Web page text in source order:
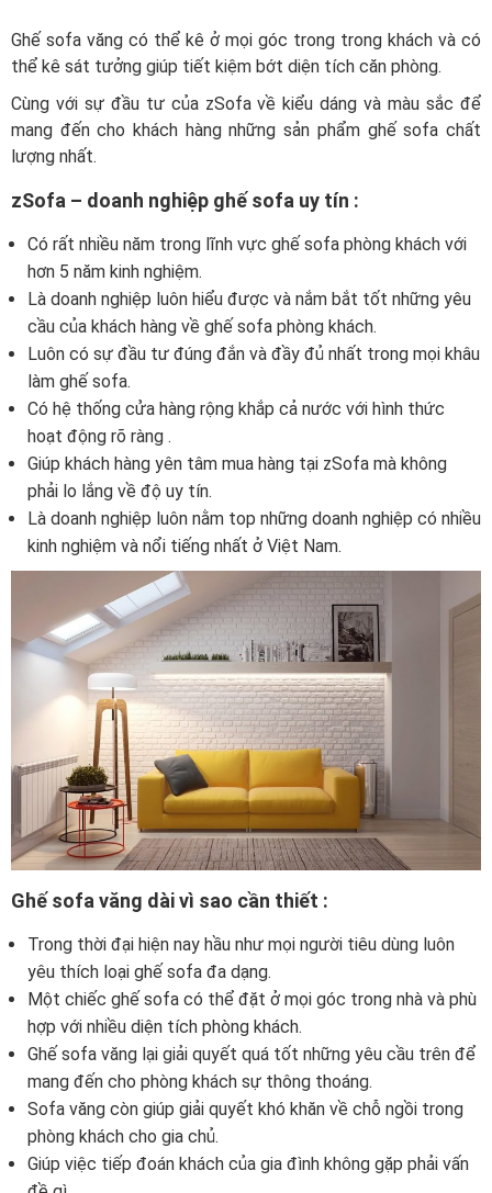
Ghế sofa văng có thể kê ở mọi góc trong trong khách và có
thể kê sát tưởng giúp tiết kiệm bớt diện tích căn phòng.
Cùng với sự đầu tư của zSofa về kiểu dáng và màu sắc để
mang đến cho khách hàng những sản phẩm ghế sofa chất
lượng nhất.
zSofa – doanh nghiệp ghế sofa uy tín :
Có rất nhiều năm trong lĩnh vực ghế sofa phòng khách với
hơn 5 năm kinh nghiệm.
Là doanh nghiệp luôn hiểu được và nắm bắt tốt những yêu
cầu của khách hàng về ghế sofa phòng khách.
Luôn có sự đầu tư đúng đắn và đầy đủ nhất trong mọi khâu
làm ghế sofa.
Có hệ thống cửa hàng rộng khắp cả nước với hình thức
hoạt động rõ ràng .
Giúp khách hàng yên tâm mua hàng tại zSofa mà không
phải lo lắng về độ uy tín.
Là doanh nghiệp luôn nằm top những doanh nghiệp có nhiều
kinh nghiệm và nổi tiếng nhất ở Việt Nam.
Ghế sofa văng dài vì sao cần thiết :
Trong thời đại hiện nay hầu như mọi người tiêu dùng luôn
yêu thích loại ghế sofa đa dạng.
Một chiếc ghế sofa có thể đặt ở mọi góc trong nhà và phù
hợp với nhiều diện tích phòng khách.
Ghế sofa văng lại giải quyết quá tốt những yêu cầu trên để
mang đến cho phòng khách sự thông thoáng.
Sofa văng còn giúp giải quyết khó khăn về chỗ ngồi trong
phòng khách cho gia chủ.
Giúp việc tiếp đoán khách của gia đình không gặp phải vấn